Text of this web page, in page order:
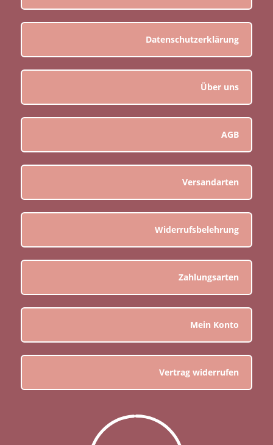
Datenschutzerklärung
Über uns
AGB
Versandarten
Widerrufsbelehrung
Zahlungsarten
Mein Konto
Vertrag widerrufen